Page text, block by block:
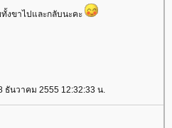
งขาไปและกลับนะคะ
ธันวาคม 2555 12:32:33 น.